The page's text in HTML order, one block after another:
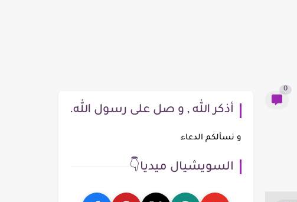
0
أذكر الله , و صل على رسول الله.
و نسألكم الدعاء
السويشيال ميديا👇